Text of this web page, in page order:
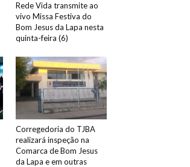
Rede Vida transmite ao
vivo Missa Festiva do
Bom Jesus da Lapa nesta
quinta-feira (6)
Corregedoria do TJBA
realizará inspeção na
Comarca de Bom Jesus
da Lapa e em outras